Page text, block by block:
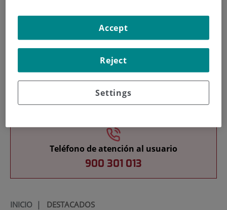
Teléfono de atención al usuario
900 301 013
INICIO| DESTACADOS
Settings
Reject
Accept